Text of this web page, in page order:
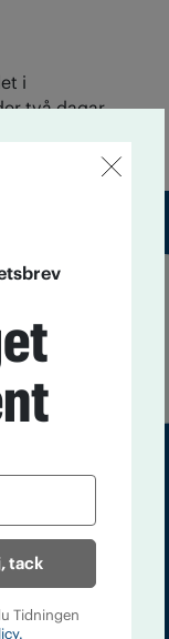
i
två dagar
tack
Tidningen